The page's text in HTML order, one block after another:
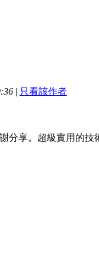
| 只看該作者
分享。超級實用的技